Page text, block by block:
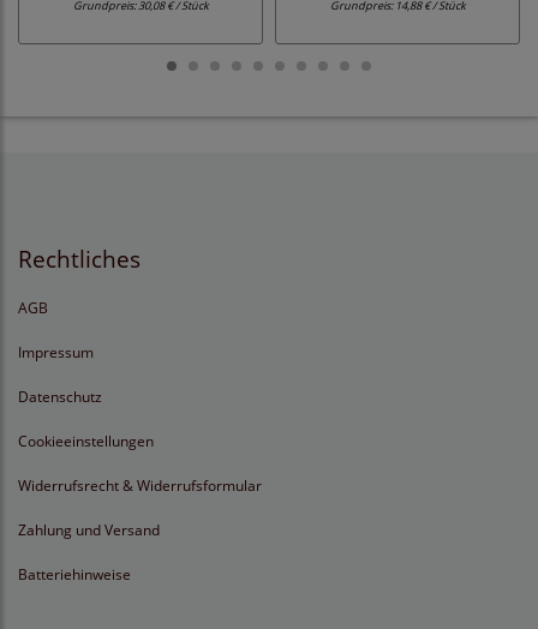
Grundpreis:30,08 € / Stück Grundpreis: 14,88 € / Stück
Rechtliches
AGB
Impressum
Datenschutz
Cookieeinstellungen
Widerrufsrecht & Widerrufsformular
Zahlung und Versand
Batteriehinweise